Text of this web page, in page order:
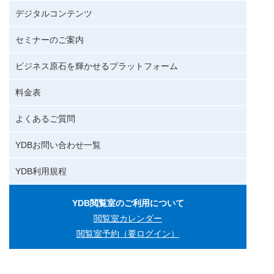
デジタルコンテンツ
セミナーのご案内
ビジネス原石を輝かせるプラットフォーム
料金表
よくあるご質問
YDBお問い合わせ一覧
YDB利用規程
YDB閲覧室のご利用について
閲覧室カレンダー
閲覧室予約（要ログイン）